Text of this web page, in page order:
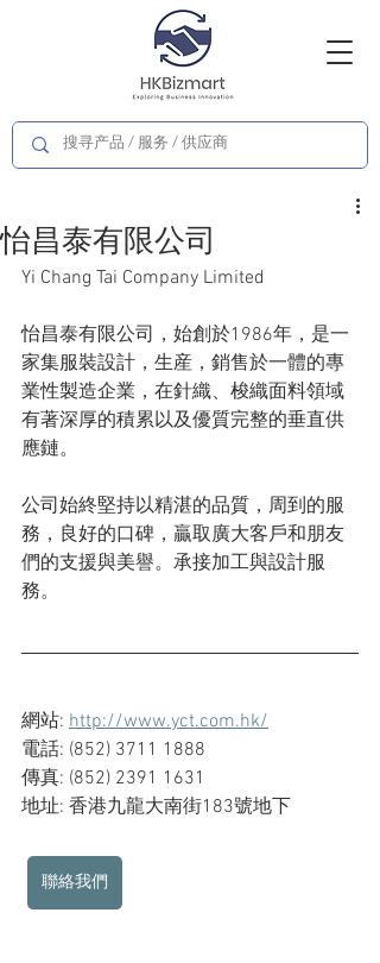
怡昌泰有限公司
Yi Chang Tai Company Limited
怡昌泰有限公司，始創於1986年，是一
家集服裝設計，生産，銷售於一體的專
業性製造企業，在針織、梭織面料領域
有著深厚的積累以及優質完整的垂直供
應鏈。
公司始終堅持以精湛的品質，周到的服
務，良好的口碑，贏取廣大客戶和朋友
們的支援與美譽。承接加工與設計服
務。
網站: http://www.yct.com.hk/
電話: (852) 3711 1888
傳真: (852) 2391 1631
地址: 香港九龍大南街183號地下
聯絡我們